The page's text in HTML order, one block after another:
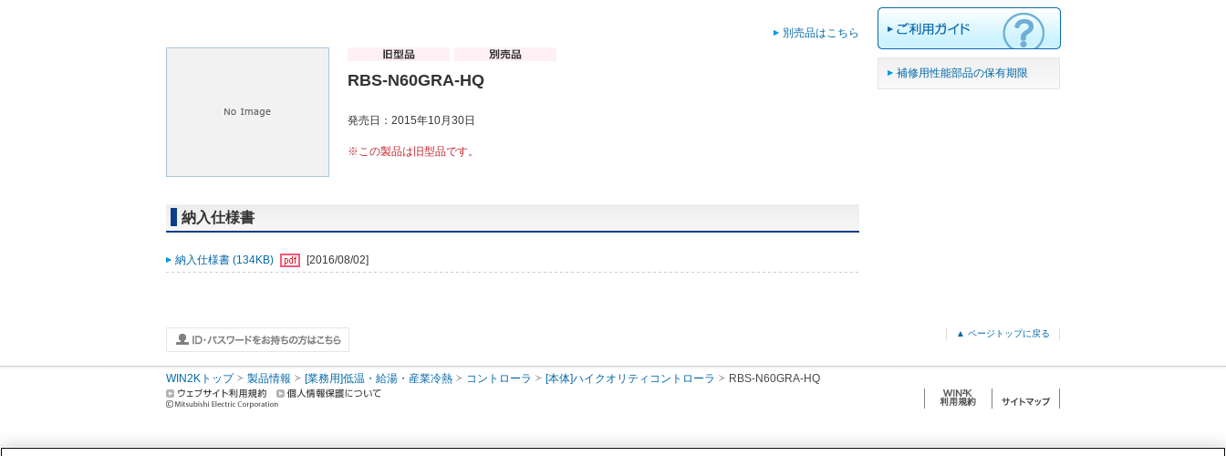
別売品はこちら
RBS-N60GRA-HQ
発売日：2015年10月30日
※この製品は旧型品です。
納入仕様書
納入仕様書 (134KB) [2016/08/02]
補修用性能部品の保有期限
▲ ページトップに戻る
WIN2Kトップ 製品情報 [業務用]低温・給湯・産業冷熱 コントローラ [本体]ハイクオリティコントローラ RBS-N60GRA-HQ